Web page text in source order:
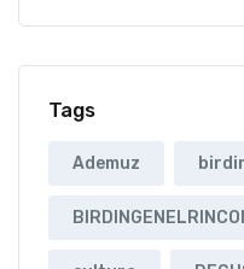
Tags
Ademuz